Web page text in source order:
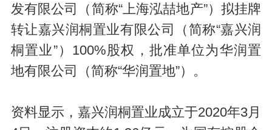
发有限公司（简称“上海泓喆地产”）拟挂牌
转让嘉兴润桐置业有限公司（简称“嘉兴润
桐置业”）100%股权，批准单位为华润置
地有限公司（简称“华润置地”）。
资料显示，嘉兴润桐置业成立于2020年3月